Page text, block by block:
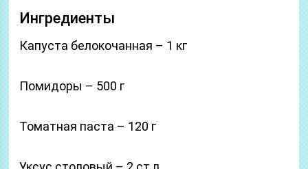
Ингредиенты
Капуста белокочанная – 1 кг
Помидоры – 500 г
Томатная паста – 120 г